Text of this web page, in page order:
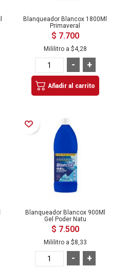
Blanqueador Blancox 1800Ml
Primaveral
$ 7.700
Mililitro a $4,28
+
-
Añadir al carrito
Añadir a la Lista de Deseos
Blanqueador Blancox 900Ml
Gel Poder Natu
$ 7.500
Mililitro a $8,33
+
-